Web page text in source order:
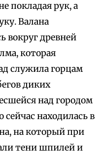
покладая рук, а
Валана
вокруг древней
которая
служила горцам
диких
над городом
находилась в
на который при
тени шпилей и